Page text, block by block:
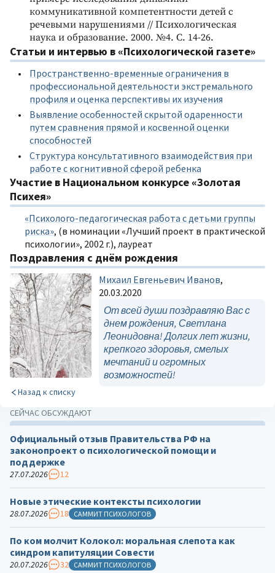
коммуникативной компетентности детей с
речевыми нарушениями // Психологическая
наука и образование. 2000. №4. С. 14-26.
Статьи и интервью в «Психологической газете»
Пространственно-временные ограничения в
профессиональной деятельности экстремального
профиля и оценка перспективы их изучения
Выявление особенностей скрытой одаренности
путем сравнения прямой и косвенной оценки
способностей
Структура консультативного взаимодействия при
работе с когнитивной сферой ребенка
Участие в Национальном конкурсе «Золотая
Психея»
«Психолого-педагогическая работа с детьми группы
риска», (в номинации «Лучший проект в практической
психологии», 2002 г.), лауреат
Поздравления с днём рождения
Михаил Евгеньевич Иванов,
20.03.2020
От всей души поздравляю Вас с
днем рождения, Светлана
Леонидовна! Долгих лет жизни,
крепкого здоровья, смелых
мечтаний и огромных
возможностей!
Назад к списку
СЕЙЧАС ОБСУЖДАЮТ
Официальный отзыв Правительства РФ на
законопроект о психологической помощи и
поддержке
27.07.2026 12
Новые этические контексты психологии
28.07.2026 18 САММИТ ПСИХОЛОГОВ
По ком молчит Колокол: моральная слепота как
синдром капитуляции Совести
20.07.2026 32 САММИТ ПСИХОЛОГОВ